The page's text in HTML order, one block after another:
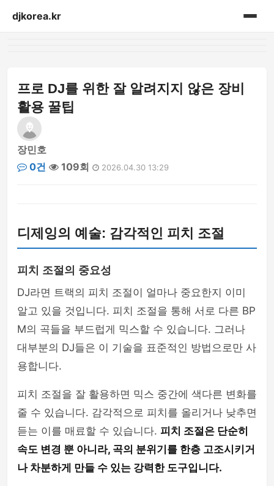
djkorea.kr
프로 DJ를 위한 잘 알려지지 않은 장비
활용 꿀팁
장민호
0건
109회 2026.04.30 13:29
디제잉의 예술: 감각적인 피치 조절
피치 조절의 중요성
DJ라면 트랙의 피치 조절이 얼마나 중요한지 이미
알고 있을 것입니다. 피치 조절을 통해 서로 다른 BP
M의 곡들을 부드럽게 믹스할 수 있습니다. 그러나
대부분의 DJ들은 이 기술을 표준적인 방법으로만 사
용합니다.
피치 조절을 잘 활용하면 믹스 중간에 색다른 변화를
줄 수 있습니다. 감각적으로 피치를 올리거나 낮추면
듣는 이를 매료할 수 있습니다. 피치 조절은 단순히
속도 변경 뿐 아니라, 곡의 분위기를 한층 고조시키거
나 차분하게 만들 수 있는 강력한 도구입니다.